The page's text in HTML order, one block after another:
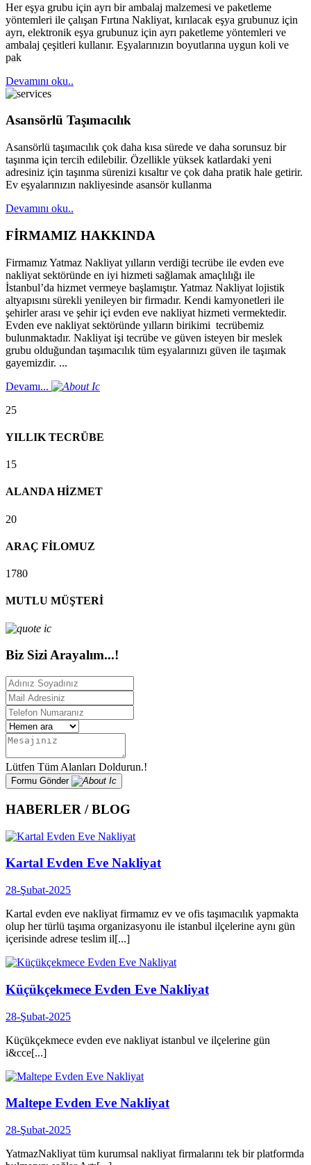
Her eşya grubu için ayrı bir ambalaj malzemesi ve paketleme
yöntemleri ile çalışan Fırtına Nakliyat, kırılacak eşya grubunuz için
ayrı, elektronik eşya grubunuz için ayrı paketleme yöntemleri ve
ambalaj çeşitleri kullanır. Eşyalarınızın boyutlarına uygun koli ve
pak
Devamını oku..
Asansörlü Taşımacılık
Asansörlü taşımacılık çok daha kısa sürede ve daha sorunsuz bir
taşınma için tercih edilebilir. Özellikle yüksek katlardaki yeni
adresiniz için taşınma sürenizi kısaltır ve çok daha pratik hale getirir.
Ev eşyalarınızın nakliyesinde asansör kullanma
Devamını oku..
FİRMAMIZ HAKKINDA
Firmamız Yatmaz Nakliyat yılların verdiği tecrübe ile evden eve
nakliyat sektöründe en iyi hizmeti sağlamak amaçlılığı ile
İstanbul’da hizmet vermeye başlamıştır. Yatmaz Nakliyat lojistik
altyapısını sürekli yenileyen bir firmadır. Kendi kamyonetleri ile
şehirler arası ve şehir içi evden eve nakliyat hizmeti vermektedir.
Evden eve nakliyat sektöründe yılların birikimi tecrübemiz
bulunmaktadır. Nakliyat işi tecrübe ve güven isteyen bir meslek
grubu olduğundan taşımacılık tüm eşyalarınızı güven ile taşımak
gayemizdir. ...
Devamı...
25
YILLIK TECRÜBE
15
ALANDA HİZMET
20
ARAÇ FİLOMUZ
1780
MUTLU MÜŞTERİ
Biz Sizi Arayalım...!
Lütfen Tüm Alanları Doldurun.!
Formu Gönder
HABERLER / BLOG
Kartal Evden Eve Nakliyat
28-Şubat-2025
Kartal evden eve nakliyat firmamız ev ve ofis taşımacılık yapmakta
olup her türlü taşıma organizasyonu ile istanbul ilçelerine aynı gün
içerisinde adrese teslim il[...]
Küçükçekmece Evden Eve Nakliyat
28-Şubat-2025
Küçükçekmece evden eve nakliyat istanbul ve ilçelerine gün
i&cce[...]
Maltepe Evden Eve Nakliyat
28-Şubat-2025
YatmazNakliyat tüm kurumsal nakliyat firmalarını tek bir platformda